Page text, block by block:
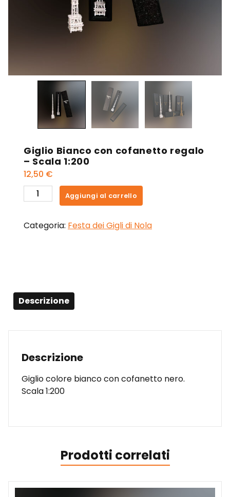
Giglio Bianco con cofanetto regalo
– Scala 1:200
12,50 €
Giglio
Bianco
cofanetto
quantità
Aggiungi al carrello
Categoria: Festa dei Gigli di Nola
Descrizione
Descrizione
Giglio colore bianco con cofanetto nero.
Scala 1:200
Prodotti correlati